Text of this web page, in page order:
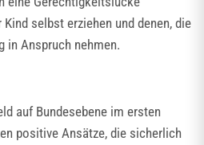
selbst erziehen und denen, die
in Anspruch nehmen.
auf Bundesebene im ersten
positive Ansätze, die sicherlich